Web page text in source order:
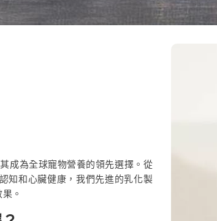
其成為全球寵物營養的領先選擇。從
知和心臟健康，我們先進的乳化製
。